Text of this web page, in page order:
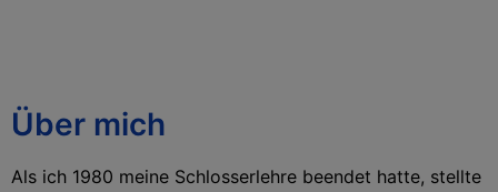
Über mich
Als ich 1980 meine Schlosserlehre beendet hatte, stellte